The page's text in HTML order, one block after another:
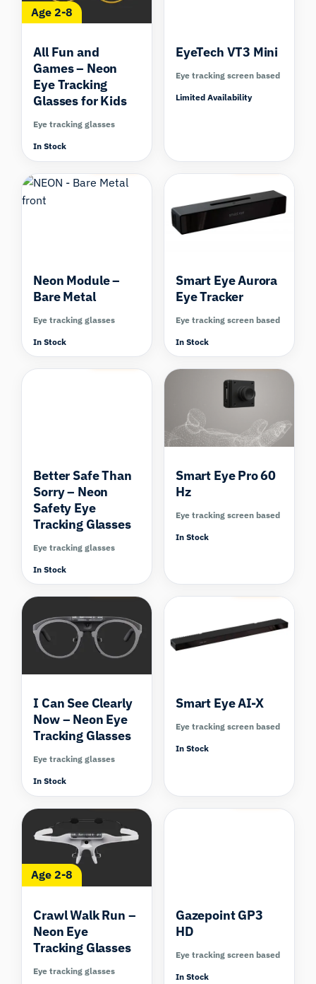
Age 2-8
All Fun and
Games – Neon
Eye Tracking
Glasses for Kids
Eye tracking glasses
In Stock
EyeTech VT3 Mini
Eye tracking screen based
Limited Availability
Neon Module –
Bare Metal
Eye tracking glasses
In Stock
Smart Eye Aurora
Eye Tracker
Eye tracking screen based
In Stock
Better Safe Than
Sorry – Neon
Safety Eye
Tracking Glasses
Eye tracking glasses
In Stock
Smart Eye Pro 60
Hz
Eye tracking screen based
In Stock
I Can See Clearly
Now – Neon Eye
Tracking Glasses
Eye tracking glasses
In Stock
Compare
Smart Eye AI-X
Eye tracking screen based
In Stock
Compare
Age 2-8
Crawl Walk Run –
Neon Eye
Tracking Glasses
Eye tracking glasses
Gazepoint GP3
HD
Eye tracking screen based
In Stock